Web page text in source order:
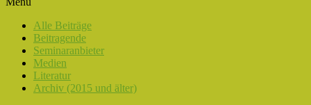
Liebe,
Eros
Tantra
Alle Beiträge
Beitragende
Seminaranbieter
Medien
Literatur
Archiv (2015 und älter)